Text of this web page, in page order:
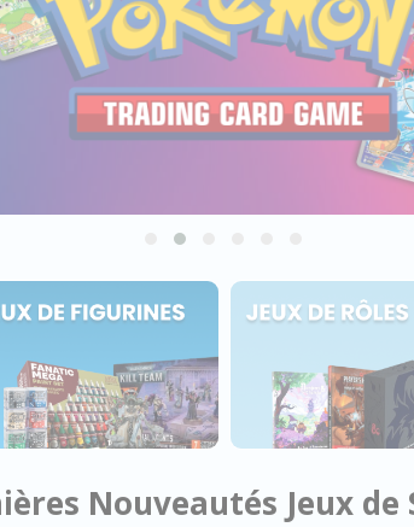
Nouveautés Jeux de